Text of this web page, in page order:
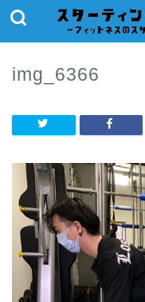
img_6366